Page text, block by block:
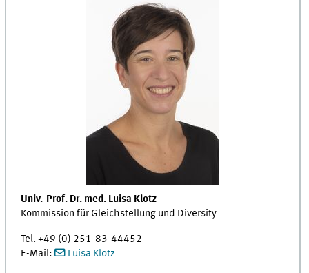
Univ.-Prof. Dr. med. Luisa Klotz
Kommission für Gleichstellung und Diversity
Tel. +49 (0) 251-83-44452
E-Mail:
Luisa Klotz